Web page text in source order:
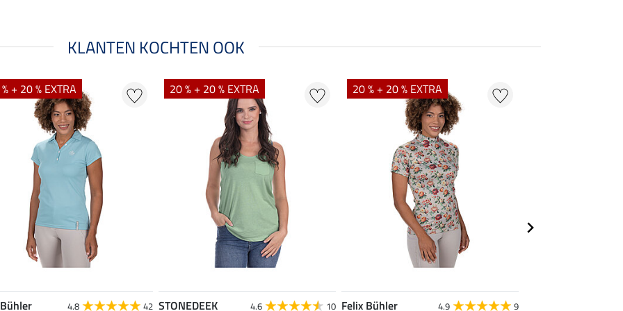
KLANTEN KOCHTEN OOK
+ 20 % EXTRA
4.8 42
20 % + 20 % EXTRA
STONEDEEK 4.6 10
20 % + 20 % EXTRA
Felix Bühler 4.9 9